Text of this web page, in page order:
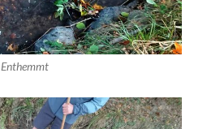
Enthemmt